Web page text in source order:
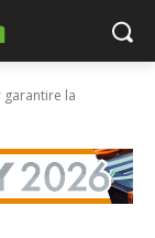
garantire la